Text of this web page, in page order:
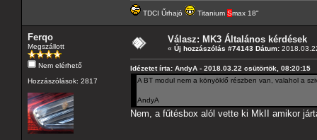
TDCI Űrhajó Titanium Smax 18"
Ferqo
Megszállott
Nem elérhető
Hozzászólások: 2817
Válasz: MK3 Általános kérdések
« Új hozzászólás #74143 Dátum:
Idézetet írta: AndyA - 2018.03.22 csütörtök, 08:20:15
A BT modul nem a könyöklő részben van, valahol a
AndyA
Nem, a fűtésbox alól vette ki MkII amikor